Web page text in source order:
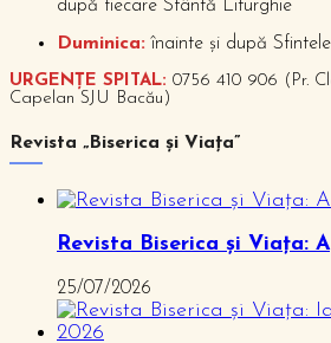
după fiecare Sfântă Liturghie
Duminica: înainte și după
URGENȚE SPITAL: 0756 410 906 (Pr.
Capelan SJU Bacău)
Revista „Biserica și Viața”
Revista Biserica și Viața:
25/07/2026